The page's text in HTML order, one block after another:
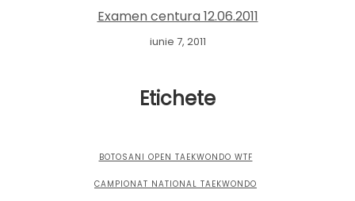
Examen centura 12.06.2011
iunie 7, 2011
Etichete
BOTOSANI OPEN TAEKWONDO WTF
CAMPIONAT NATIONAL TAEKWONDO